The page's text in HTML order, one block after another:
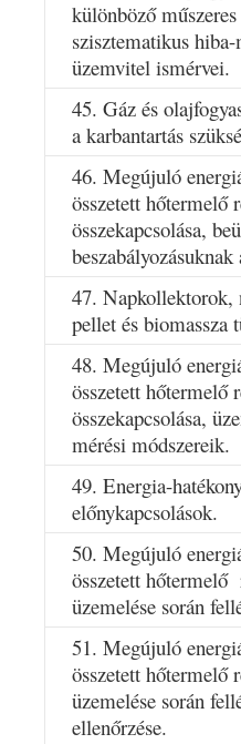
különböző
szisztematikus
üzemvitel ismérvei.
45. Gáz és
a karbantartás
46. Megújuló
összetett hőtermelő
összekapcsolása,
47. Napkollektorok,
pellet és biomassza
48. Megújuló
összetett hőtermelő
összekapcsolása,
mérési módszereik.
49. Energia-
előnykapcsolások.
50. Megújuló
összetett hőtermelő
üzemelése során
51. Megújuló
összetett hőtermelő
üzemelése során
ellenőrzése.